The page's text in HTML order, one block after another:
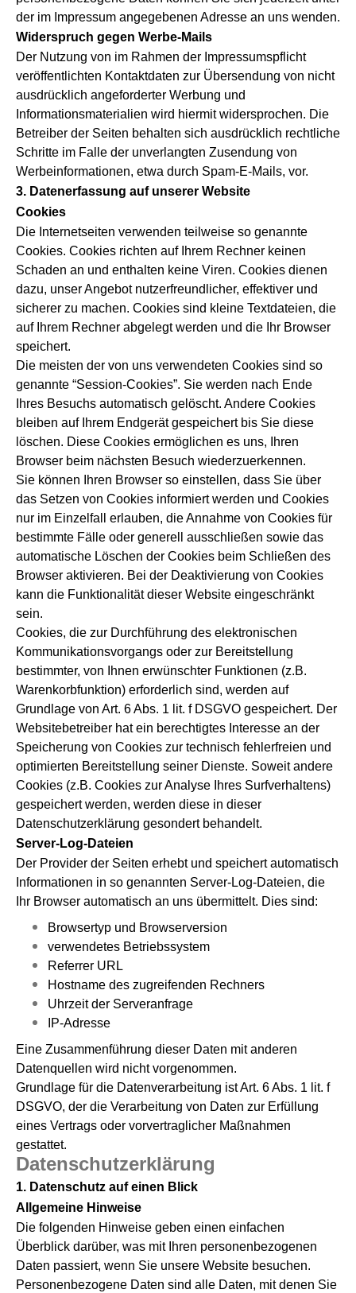
der im Impressum angegebenen Adresse an uns wenden.
Widerspruch gegen Werbe-Mails
Der Nutzung von im Rahmen der Impressumspflicht
veröffentlichten Kontaktdaten zur Übersendung von nicht
ausdrücklich angeforderter Werbung und
Informationsmaterialien wird hiermit widersprochen. Die
Betreiber der Seiten behalten sich ausdrücklich rechtliche
Schritte im Falle der unverlangten Zusendung von
Werbeinformationen, etwa durch Spam-E-Mails, vor.
3. Datenerfassung auf unserer Website
Cookies
Die Internetseiten verwenden teilweise so genannte
Cookies. Cookies richten auf Ihrem Rechner keinen
Schaden an und enthalten keine Viren. Cookies dienen
dazu, unser Angebot nutzerfreundlicher, effektiver und
sicherer zu machen. Cookies sind kleine Textdateien, die
auf Ihrem Rechner abgelegt werden und die Ihr Browser
speichert.
Die meisten der von uns verwendeten Cookies sind so
genannte “Session-Cookies”. Sie werden nach Ende
Ihres Besuchs automatisch gelöscht. Andere Cookies
bleiben auf Ihrem Endgerät gespeichert bis Sie diese
löschen. Diese Cookies ermöglichen es uns, Ihren
Browser beim nächsten Besuch wiederzuerkennen.
Sie können Ihren Browser so einstellen, dass Sie über
das Setzen von Cookies informiert werden und Cookies
nur im Einzelfall erlauben, die Annahme von Cookies für
bestimmte Fälle oder generell ausschließen sowie das
automatische Löschen der Cookies beim Schließen des
Browser aktivieren. Bei der Deaktivierung von Cookies
kann die Funktionalität dieser Website eingeschränkt
sein.
Cookies, die zur Durchführung des elektronischen
Kommunikationsvorgangs oder zur Bereitstellung
bestimmter, von Ihnen erwünschter Funktionen (z.B.
Warenkorbfunktion) erforderlich sind, werden auf
Grundlage von Art. 6 Abs. 1 lit. f DSGVO gespeichert. Der
Websitebetreiber hat ein berechtigtes Interesse an der
Speicherung von Cookies zur technisch fehlerfreien und
optimierten Bereitstellung seiner Dienste. Soweit andere
Cookies (z.B. Cookies zur Analyse Ihres Surfverhaltens)
gespeichert werden, werden diese in dieser
Datenschutzerklärung gesondert behandelt.
Server-Log-Dateien
Der Provider der Seiten erhebt und speichert automatisch
Informationen in so genannten Server-Log-Dateien, die
Ihr Browser automatisch an uns übermittelt. Dies sind:
Browsertyp und Browserversion
verwendetes Betriebssystem
Referrer URL
Hostname des zugreifenden Rechners
Uhrzeit der Serveranfrage
IP-Adresse
Eine Zusammenführung dieser Daten mit anderen
Datenquellen wird nicht vorgenommen.
Grundlage für die Datenverarbeitung ist Art. 6 Abs. 1 lit. f
DSGVO, der die Verarbeitung von Daten zur Erfüllung
eines Vertrags oder vorvertraglicher Maßnahmen
gestattet.
Datenschutzerklärung
1. Datenschutz auf einen Blick
Allgemeine Hinweise
Die folgenden Hinweise geben einen einfachen
Überblick darüber, was mit Ihren personenbezogenen
Daten passiert, wenn Sie unsere Website besuchen.
Personenbezogene Daten sind alle Daten, mit denen Sie